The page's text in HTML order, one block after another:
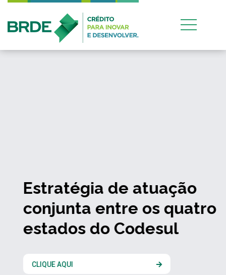
Estratégia de atuação
conjunta entre os quatro
estados do Codesul
CLIQUE AQUI